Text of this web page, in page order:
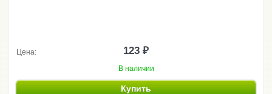
Цена: 123 ₽
В наличии
Купить